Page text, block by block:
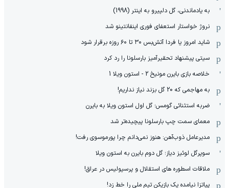
به یادماندنی، گل دلپیرو به اینتر (1998)
نروژ خواستار استعفای فوری اینفانتینو شد
شاید امروز یا فردا آتش‌بس ۳۰ تا ۶۰ روزه برقرار شود
سیتی پیشنهاد تحقیرآمیز بارسلونا را رد کرد
خلاصه بازی بایرن مونیخ 2 - استون ویلا 1
به مهاجمی که 20 گل بزند نیاز نداریم!
ضربه استثنائی گومس؛ گل اول استون ویلا به بایرن
معمای سمت چپ بارسلونا پیچیده‌تر شد
مدیرعامل ذوب‌آهن: هنوز نمی‌دانم چرا پورموسوی رفت!
سوپرگل لوئیز دیاز؛ گل دوم بایرن به استون ویلا
ملاقات اسطوره های استقلال و پرسپولیس در عراق!
پیاتزا نیامده یک بازیکن تیم ملی را خط زد!